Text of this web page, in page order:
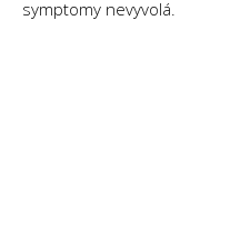
symptomy nevyvolá.